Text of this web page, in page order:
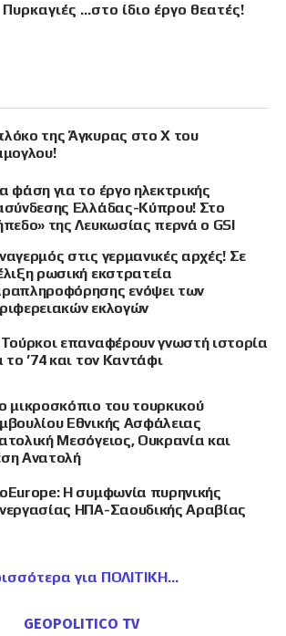
Πυρκαγιές …στο ίδιο έργο θεατές!
της Άγκυρας στο X του
φάση για το έργο ηλεκτρικής
Ελλάδας-Κύπρου! Στο
της Λευκωσίας περνά ο GSI
στις γερμανικές αρχές! Σε
ρωσική εκστρατεία
ενόψει των
εκλογών
επαναφέρουν γνωστή ιστορία
το ’74 και τον Καντάφι
μικροσκόπιο του τουρκικού
Εθνικής Ασφάλειας
Μεσόγειος, Ουκρανία και
Ανατολή
Η συμφωνία πυρηνικής
ΗΠΑ-Σαουδικής Αραβίας
για ΠΟΛΙΤΙΚΗ
GEOPOLITICO TV